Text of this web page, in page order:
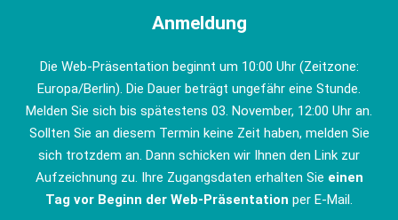
Anmeldung
Die Web-Präsentation beginnt um 10:00 Uhr (Zeitzone:
Europa/Berlin). Die Dauer beträgt ungefähr eine Stunde.
Melden Sie sich bis spätestens 03. November, 12:00 Uhr an.
Sollten Sie an diesem Termin keine Zeit haben, melden Sie
sich trotzdem an. Dann schicken wir Ihnen den Link zur
Aufzeichnung zu. Ihre Zugangsdaten erhalten Sie einen
Tag vor Beginn der Web-Präsentation per E-Mail.